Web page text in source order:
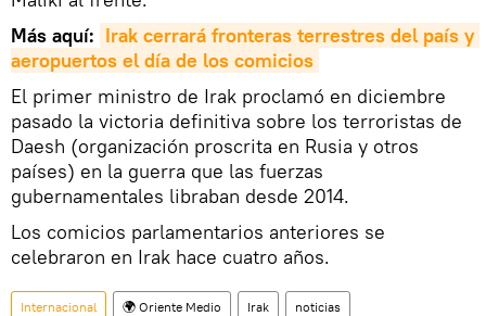
Más aquí: Irak cerrará fronteras terrestres del país y
aeropuertos el día de los comicios
El primer ministro de Irak proclamó en diciembre
pasado la victoria definitiva sobre los terroristas de
Daesh (organización proscrita en Rusia y otros
países) en la guerra que las fuerzas
gubernamentales libraban desde 2014.
Los comicios parlamentarios anteriores se
celebraron en Irak hace cuatro años.
Internacional 🌍 Oriente Medio Irak noticias